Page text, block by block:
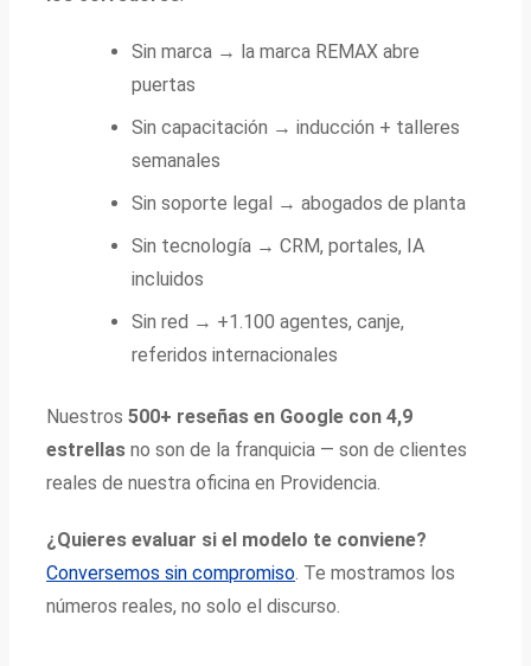
Sin marca → la marca REMAX abre
puertas
Sin capacitación → inducción + talleres
semanales
Sin soporte legal → abogados de planta
Sin tecnología → CRM, portales, IA
incluidos
Sin red → +1.100 agentes, canje,
referidos internacionales
Nuestros500+ reseñas en Google con 4,9
estrellas no son de la franquicia — son de clientes
reales de nuestra oficina en Providencia.
¿Quieres evaluar si el modelo te conviene?
Conversemos sin compromiso . Te mostramos los
números reales, no solo el discurso.